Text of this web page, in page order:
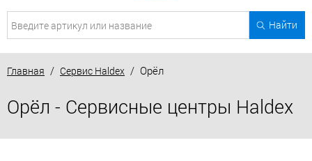
Найти
Главная / Сервис Haldex / Орёл
Орёл - Сервисные центры Haldex